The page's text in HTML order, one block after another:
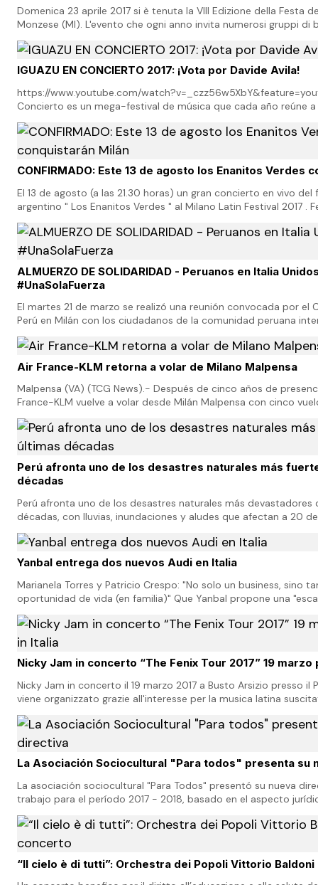
Domenica 23 aprile 2017 si è tenuta la VIII Edizione della Festa
Monzese (MI). L'evento che ogni anno invita numerosi gruppi di
tutto il mondo, è organizzat…
IGUAZU EN CONCIERTO 2017: ¡Vota por Davide Avila!
https://www.youtube.com/
Concierto es un mega-festival de música que cada año reúne
jóvenes de todo el mundo en un escenario natural…
CONFIRMADO: Este 13 de agosto los Enanitos Verdes
El 13 de agosto (a las 21.30 horas) un gran concierto en vivo
argentino " Los Enanitos Verdes " al Milano Latin Festival 2017 .
ALMUERZO DE SOLIDARIDAD - Peruanos en Italia
#UnaSolaFuerza
El martes 21 de marzo se realizó una reunión convocada por el
Perú en Milán con los ciudadanos de la comunidad peruana
nuestros compatriotas afectados por…
Air France-KLM retorna a volar de Milano Malpensa
Malpensa (VA) (TCG News).- Después de cinco años de
France-KLM vuelve a volar desde Milán Malpensa con cinco
Charles de Gaulle y cuatro para Ámsterdam S…
Perú afronta uno de los desastres naturales más
décadas
Perú afronta uno de los desastres naturales más devastadores
décadas, con lluvias, inundaciones y aludes que afectan a 20
país y han causado al menos 43 muertos,…
Yanbal entrega dos nuevos Audi en Italia
Marianela Torres y Patricio Crespo: "No solo un business, sino
oportunidad de vida (en familia)" Que Yanbal propone una
eficaz ya no es un secreto para las más de…
Nicky Jam in concerto “The Fenix Tour 2017” 19 marzo
Nicky Jam in concerto il 19 marzo 2017 a Busto Arsizio presso il
viene organizzato grazie all'interesse per la musica latina
le due edizioni di Latinf…
La Asociación Sociocultural "Para todos" presenta su
La asociación sociocultural "Para Todos" presentó su nueva
trabajo para el período 2017 - 2018, basado en el aspecto
cultural e institucional. En el encue…
“Il cielo è di tutti”: Orchestra dei Popoli Vittorio